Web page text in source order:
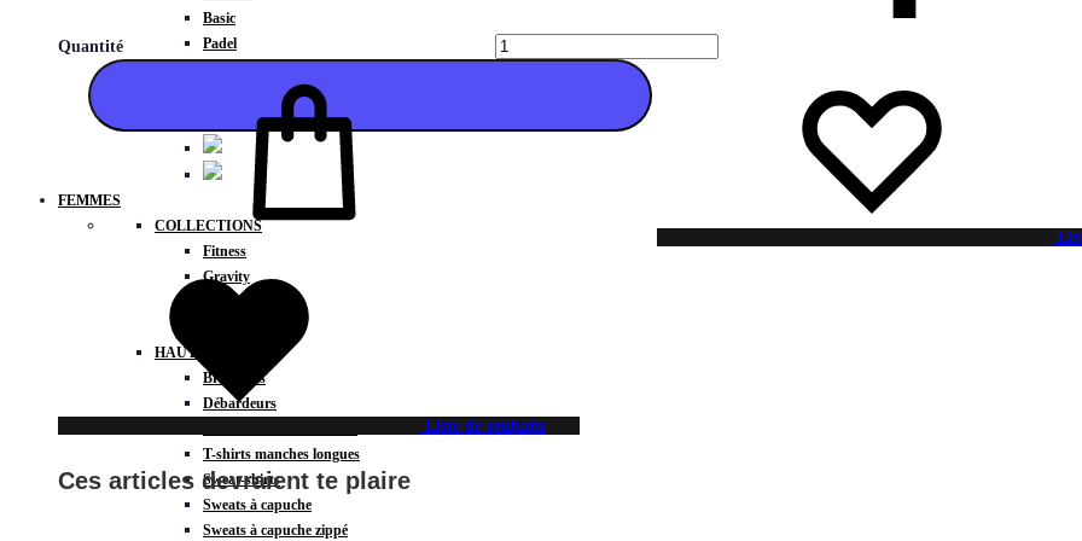
Basic
Padel
FEMMES
COLLECTIONS
Fitness
Gravity
HAUTS
Brassières
Débardeurs
T-shirts manches longues
Sweat-shirts
Sweats à capuche
Sweats à capuche zippé
Quantité
Liste de souhaits
Ces articles devraient te plaire